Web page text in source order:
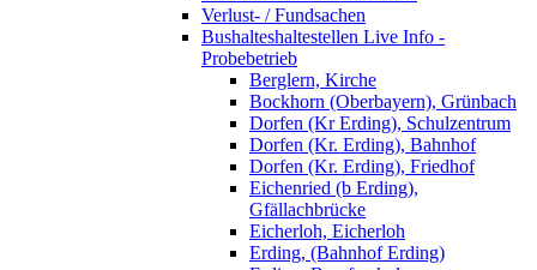
Verlust- / Fundsachen
Bushalteshaltestellen Live Info -
Probebetrieb
Berglern, Kirche
Bockhorn (Oberbayern), Grünbach
Dorfen (Kr Erding), Schulzentrum
Dorfen (Kr. Erding), Bahnhof
Dorfen (Kr. Erding), Friedhof
Eichenried (b Erding),
Gfällachbrücke
Eicherloh, Eicherloh
Erding, (Bahnhof Erding)